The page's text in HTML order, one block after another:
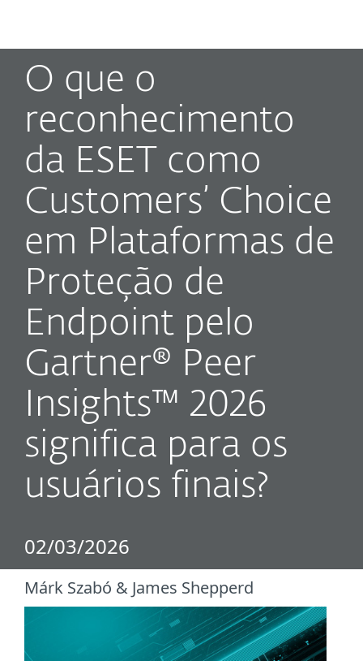
O que o
reconhecimento
da ESET como
Customers’ Choice
em Plataformas de
Proteção de
Endpoint pelo
Gartner® Peer
Insights™ 2026
significa para os
usuários finais?
02/03/2026
Márk Szabó & James Shepperd